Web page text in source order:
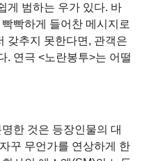
게 범하는 우가 있다. 바
빡하게 들어찬 메시지로
갖추지 못한다면, 관객은
. 연극 <노란봉투>는 어떨
한 것은 등장인물의 대
꾸 무언가를 연상하게 한